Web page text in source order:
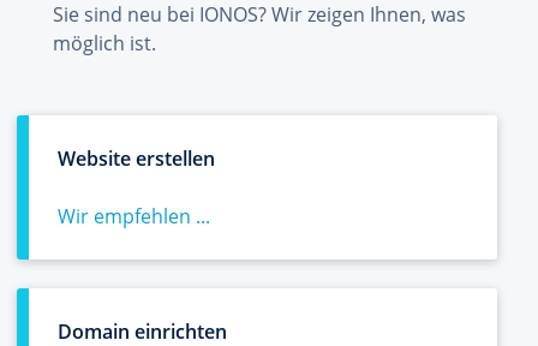
Sie sind neu bei IONOS? Wir zeigen Ihnen, was
möglich ist.
Website erstellen
Wir empfehlen ...
Domain einrichten